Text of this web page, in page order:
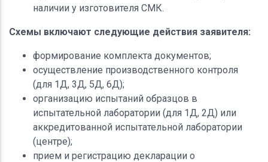
наличии у изготовителя СМК.
Схемы включают следующие действия заявителя:
формирование комплекта документов;
осуществление производственного контроля
(для 1Д, 3Д, 5Д, 6Д);
организацию испытаний образцов в
испытательной лаборатории (для 1Д, 2Д) или
аккредитованной испытательной лаборатории
(центре);
прием и регистрацию декларации о